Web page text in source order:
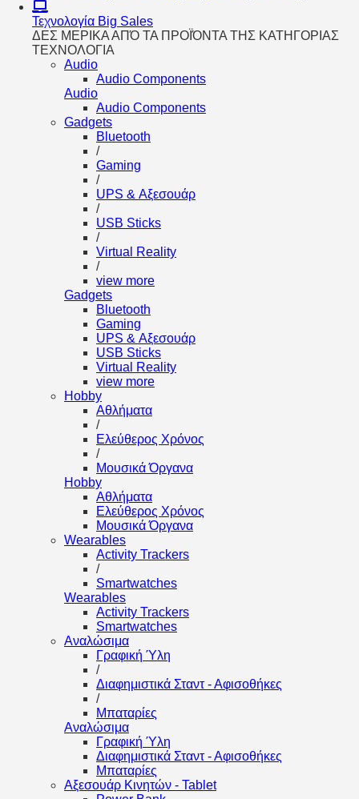
Τεχνολογία Big Sales
ΔΕΣ ΜΕΡΙΚΑ ΑΠΌ ΤΑ ΠΡΟΪΌΝΤΑ ΤΗΣ ΚΑΤΗΓΟΡΙΑΣ
ΤΕΧΝΟΛΟΓΙΑ
Audio
Audio Components
Audio
Audio Components
Gadgets
Bluetooth
/
Gaming
/
UPS & Αξεσουάρ
/
USB Sticks
/
Virtual Reality
/
view more
Gadgets
Bluetooth
Gaming
UPS & Αξεσουάρ
USB Sticks
Virtual Reality
view more
Hobby
Αθλήματα
/
Ελεύθερος Χρόνος
/
Μουσικά Όργανα
Hobby
Αθλήματα
Ελεύθερος Χρόνος
Μουσικά Όργανα
Wearables
Activity Trackers
/
Smartwatches
Wearables
Activity Trackers
Smartwatches
Αναλώσιμα
Γραφική Ύλη
/
Διαφημιστικά Σταντ - Αφισοθήκες
/
Μπαταρίες
Αναλώσιμα
Γραφική Ύλη
Διαφημιστικά Σταντ - Αφισοθήκες
Μπαταρίες
Αξεσουάρ Κινητών - Tablet